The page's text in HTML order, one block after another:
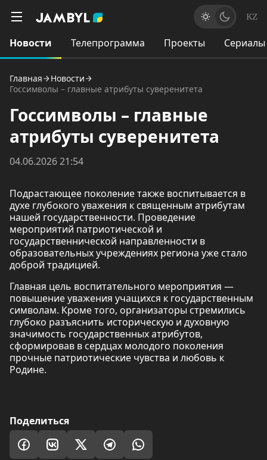
KZ
Новости Телепрограмма Проекты Сериалы
Главная
Новости
Госсимволы – главные атрибуты суверенитета
Госсимволы – главные
атрибуты суверенитета
04.06.2026 21:54
Подрастающее поколение также воспитывается в
духе глубокого уважения к священным атрибутам
нашей государственности. Проведение
мероприятий патриотической и
государственнической направленности в
образовательных учреждениях региона уже стало
доброй традицией.
Главная цель воспитательного мероприятия —
повышение уважения учащихся к государственным
символам. Кроме того, организаторы стремились
глубоко разъяснить историческую и духовную
значимость государственных атрибутов,
сформировав в сердцах молодого поколения
прочные патриотические чувства и любовь к
Родине.
Поделиться